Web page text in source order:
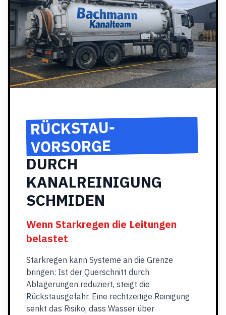
RÜCKSTAU-
VORSORGE
DURCH
KANALREINIGUNG
SCHMIDEN
Wenn Starkregen die Leitungen
belastet
Starkregen kann Systeme an die Grenze
bringen: Ist der Querschnitt durch
Ablagerungen reduziert, steigt die
Rückstausgefahr. Eine rechtzeitige Reinigung
senkt das Risiko, dass Wasser über